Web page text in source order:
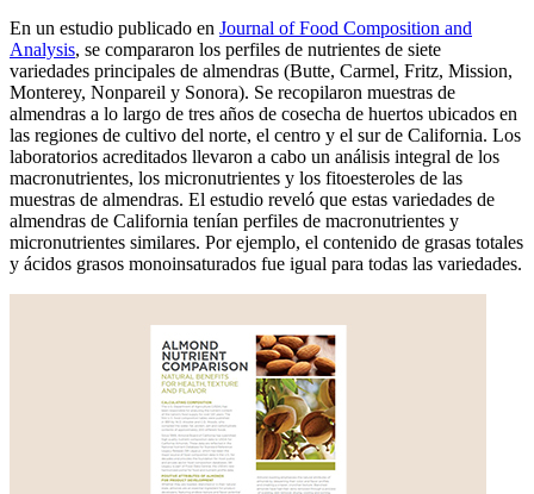
En un estudio publicado en Journal of Food Composition and
Analysis, se compararon los perfiles de nutrientes de siete
variedades principales de almendras (Butte, Carmel, Fritz, Mission,
Monterey, Nonpareil y Sonora). Se recopilaron muestras de
almendras a lo largo de tres años de cosecha de huertos ubicados en
las regiones de cultivo del norte, el centro y el sur de California. Los
laboratorios acreditados llevaron a cabo un análisis integral de los
macronutrientes, los micronutrientes y los fitoesteroles de las
muestras de almendras. El estudio reveló que estas variedades de
almendras de California tenían perfiles de macronutrientes y
micronutrientes similares. Por ejemplo, el contenido de grasas totales
y ácidos grasos monoinsaturados fue igual para todas las variedades.